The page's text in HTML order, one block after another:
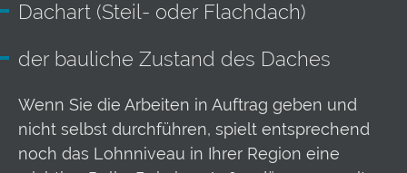
Dachart (Steil- oder Flachdach)
der bauliche Zustand des Daches
Wenn Sie die Arbeiten in Auftrag geben und
nicht selbst durchführen, spielt entsprechend
noch das Lohnniveau in Ihrer Region eine